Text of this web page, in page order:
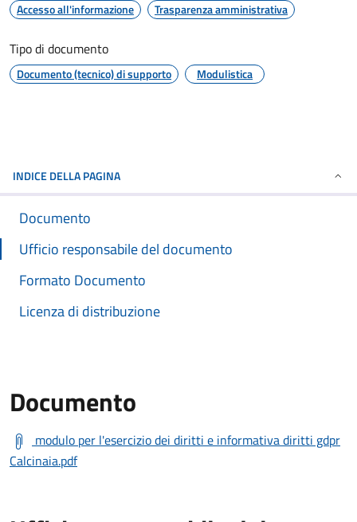
Accesso all'informazione Trasparenza amministrativa
Tipo di documento
Documento (tecnico) di supporto Modulistica
INDICE DELLA PAGINA
Documento
Ufficio responsabile del documento
Formato Documento
Licenza di distribuzione
Documento
modulo per l'esercizio dei diritti e informativa diritti gdpr
Calcinaia.pdf